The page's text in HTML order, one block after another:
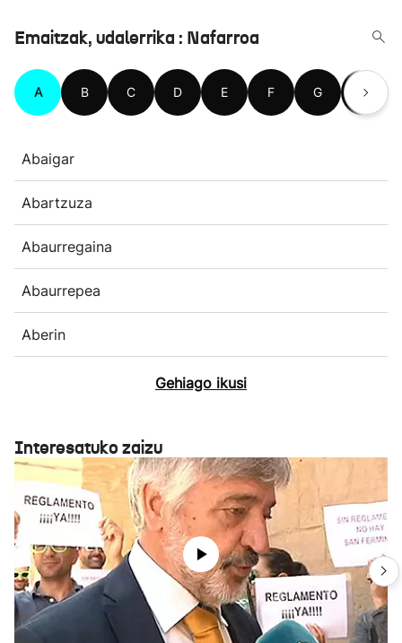
Emaitzak, udalerrika : Nafarroa
A B C D E F G H
Abaigar
Abartzuza
Abaurregaina
Abaurrepea
Aberin
Gehiago ikusi
Interesatuko zaizu